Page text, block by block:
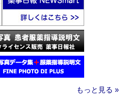
もっと見る »